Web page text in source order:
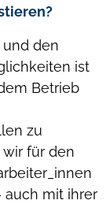
den
ist
Betrieb
zu
für den
auch mit ihrer